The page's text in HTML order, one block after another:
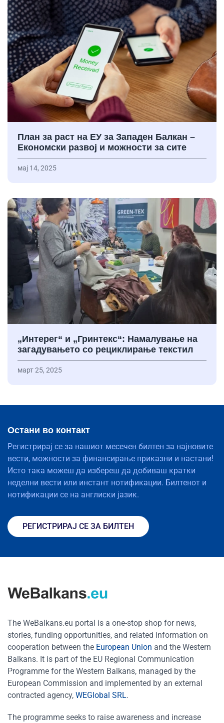
План за раст на ЕУ за Западен Балкан –
Економски развој и можности за сите
мај 14, 2025
„Интерег“ и „Гринтекс“: Намалување на
загадувањето со рециклирање текстил
март 25, 2025
Остани во контакт
Регистрирај се за нашиот месечен билтен за најновите
вести, можности за финансирање приказни и настани!
Исто така можеш да избереш да добиваш кратки
неделни вести или инстант нотификации. Билтенот и
нотификации се на англиски јазик.
РЕГИСТРИРАЈ СЕ ЗА БИЛТЕН
The WeBalkans.eu portal is a one-stop shop for news,
stories, funding opportunities, and related information on
cooperation between the European Union and the Western
Balkans. It is part of the EU Regional Communication
Programme for the Western Balkans, managed by the
European Commission and implemented by an external
contracted agency, WEGlobal SRL.
The programme seeks to raise awareness and increase